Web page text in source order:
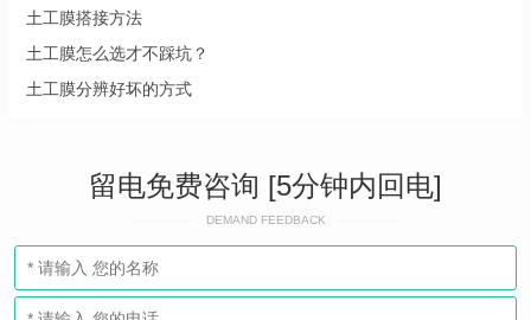
土工膜搭接方法
土工膜怎么选才不踩坑？
土工膜分辨好坏的方式
留电免费咨询 [5分钟内回电]
DEMAND FEEDBACK